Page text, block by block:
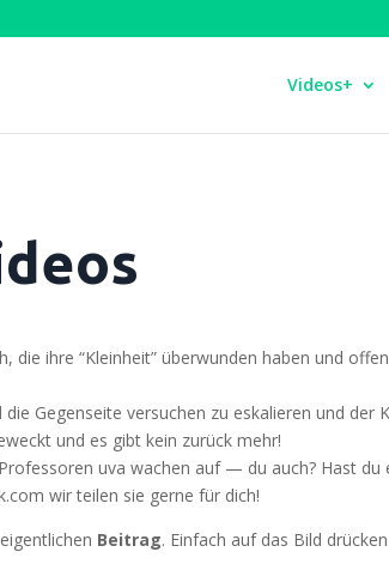
Videos+
ihre “Klein­heit” über­wun­den haben und
Gegen­sei­te ver­su­chen zu eska­lie­ren und der
und es gibt kein zurück mehr!
uva wachen auf — du auch? Hast
wir tei­len sie ger­ne für dich!
Bei­trag. Ein­fach auf das Bild